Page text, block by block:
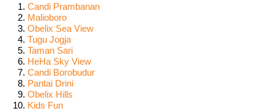
Candi Prambanan
Malioboro
Obelix Sea View
Tugu Jogja
Taman Sari
HeHa Sky View
Candi Borobudur
Pantai Drini
Obelix Hills
Kids Fun